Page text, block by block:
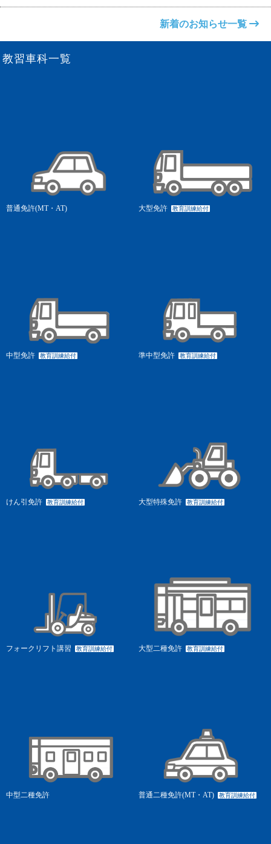
新着のお知らせ一覧
教習車科一覧
普通免許(MT・AT) 大型免許 教育訓練給付
中型免許 教育訓練給付 準中型免許 教育訓練給付
けん引免許 教育訓練給付 大型特殊免許 教育訓練給付
フォークリフト講習 教育訓練給付 大型二種免許 教育訓練給付
中型二種免許 普通二種免許(MT・AT) 教育訓練給付